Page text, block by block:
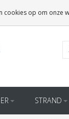
STRAND
cookies op om onze